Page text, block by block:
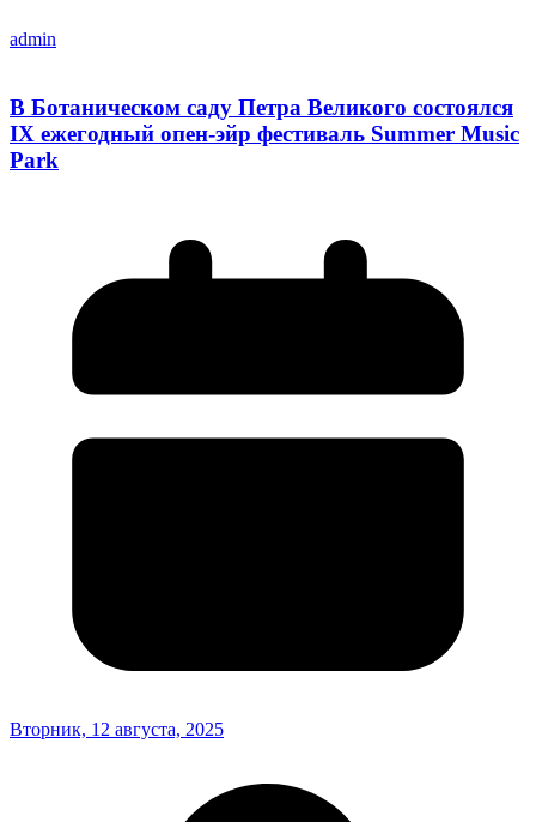
admin
В Ботаническом саду Петра Великого состоялся
IX ежегодный опен-эйр фестиваль Summer Music
Park
Вторник, 12 августа, 2025